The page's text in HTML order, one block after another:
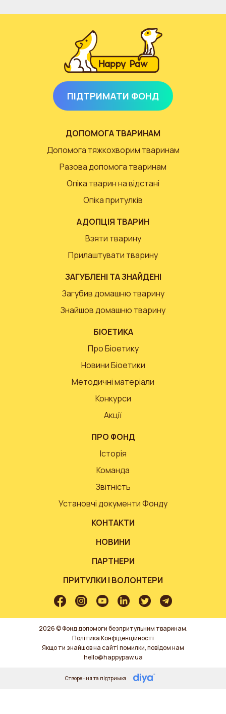
ПІДТРИМАТИ ФОНД
ДОПОМОГА ТВАРИНАМ
Допомога тяжкохворим тваринам
Разова допомога тваринам
Опіка тварин на відстані
Опіка притулків
АДОПЦІЯ ТВАРИН
Взяти тварину
Прилаштувати тварину
ЗАГУБЛЕНІ ТА ЗНАЙДЕНІ
Загубив домашню тварину
Знайшов домашню тварину
БІОЕТИКА
Про Біоетику
Новини Біоетики
Методичні матеріали
Конкурси
Акції
ПРО ФОНД
Історія
Команда
Звітність
Установчі документи Фонду
КОНТАКТИ
НОВИНИ
ПАРТНЕРИ
ПРИТУЛКИ І ВОЛОНТЕРИ
2026 © Фонд допомоги безпритульним тваринам.
Політика Конфіденційності
Якщо ти знайшов на сайті помилки, повідом нам
hello@happypaw.ua
Створення та підтримка